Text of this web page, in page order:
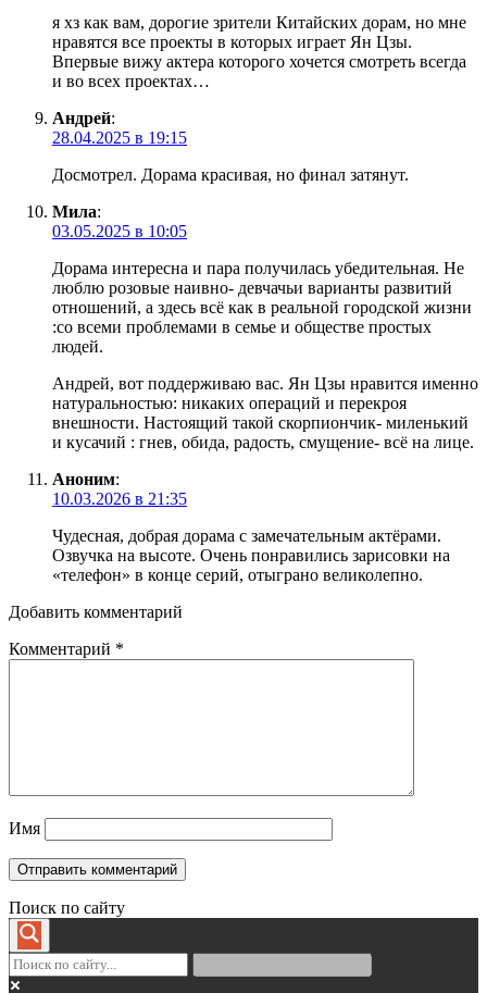
я хз как вам, дорогие зрители Китайских дорам, но мне
нравятся все проекты в которых играет Ян Цзы.
Впервые вижу актера которого хочется смотреть всегда
и во всех проектах…
Андрей:
28.04.2025 в 19:15
Досмотрел. Дорама красивая, но финал затянут.
Мила:
03.05.2025 в 10:05
Дорама интересна и пара получилась убедительная. Не
люблю розовые наивно- девчачьи варианты развитий
отношений, а здесь всё как в реальной городской жизни
:со всеми проблемами в семье и обществе простых
людей.
Андрей, вот поддерживаю вас. Ян Цзы нравится именно
натуральностью: никаких операций и перекроя
внешности. Настоящий такой скорпиончик- миленький
и кусачий : гнев, обида, радость, смущение- всё на лице.
Аноним:
10.03.2026 в 21:35
Чудесная, добрая дорама с замечательным актёрами.
Озвучка на высоте. Очень понравились зарисовки на
«телефон» в конце серий, отыграно великолепно.
Добавить комментарий
Комментарий *
Имя
Поиск по сайту